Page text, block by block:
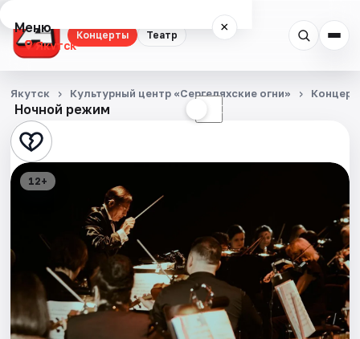
Концерты Театр
Меню ×
Якутск
Концерты
Театр
Города
Артисты
Рейтинги
Ночной режим ☾
Якутск Культурный центр «Сергеляхские огни»
12+